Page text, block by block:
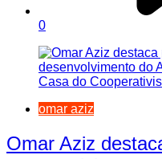
0
omar aziz
Omar Aziz